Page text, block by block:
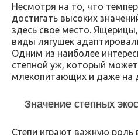
Несмотря на то, что
достигать высоких
здесь свое место.
виды лягушек
Одним из наиболее
степной уж, который
млекопитающих и даже на
Значение степных
Степи играют важную роль